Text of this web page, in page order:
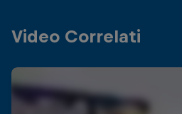
Video Correlati